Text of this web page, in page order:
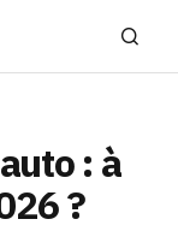
: à
?